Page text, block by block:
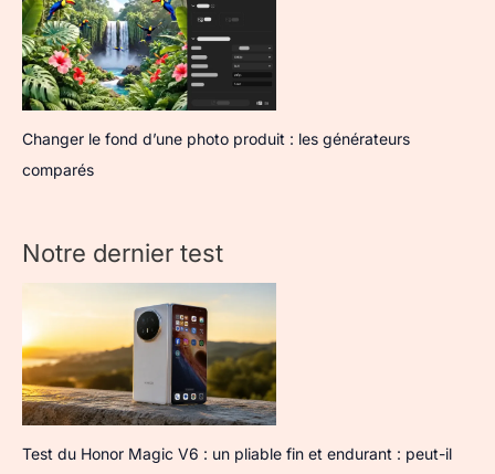
Changer le fond d’une photo produit : les générateurs
comparés
Notre dernier test
Test du Honor Magic V6 : un pliable fin et endurant : peut-il